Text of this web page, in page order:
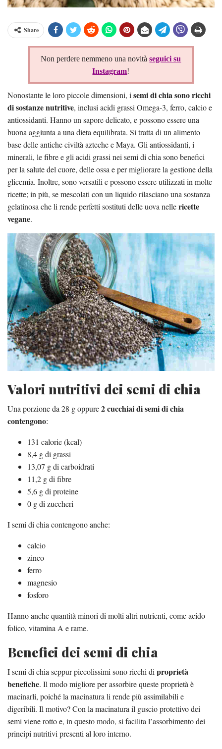
Share
Non perdere nemmeno una novitàseguici su
Instagram!
Nonostante le loro piccole dimensioni, i semi di chia sono ricchi
di sostanze nutritive, inclusi acidi grassi Omega-3, ferro, calcio e
antiossidanti. Hanno un sapore delicato, e possono essere una
buona aggiunta a una dieta equilibrata. Si tratta di un alimento
base delle antiche civiltà azteche e Maya. Gli antiossidanti, i
minerali, le fibre e gli acidi grassi nei semi di chia sono benefici
per la salute del cuore, delle ossa e per migliorare la gestione della
glicemia. Inoltre, sono versatili e possono essere utilizzati in molte
ricette; in più, se mescolati con un liquido rilasciano una sostanza
gelatinosa che li rende perfetti sostituti delle uova nellericette
vegane.
Valori nutritivi dei semi di chia
Una porzione da 28 g oppure2 cucchiai di semi di chia
contengono:
131 calorie (kcal)
8,4 g di grassi
13,07 g di carboidrati
11,2 g di fibre
5,6 g di proteine
0 g di zuccheri
I semi di chia contengono anche:
calcio
zinco
ferro
magnesio
fosforo
Hanno anche quantità minori di molti altri nutrienti, come acido
folico, vitamina A e rame.
Benefici dei semi di chia
I semi di chia seppur piccolissimi sono ricchi diproprietà
benefiche. Il modo migliore per assorbire queste proprietà è
macinarli, poiché la macinatura li rende più assimilabili e
digeribili. Il motivo? Con la macinatura il guscio protettivo dei
semi viene rotto e, in questo modo, si facilita l’assorbimento dei
principi nutritivi presenti al loro interno.